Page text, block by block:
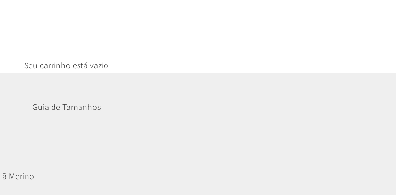
Seu carrinho está vazio
Guia de Tamanhos
Merino